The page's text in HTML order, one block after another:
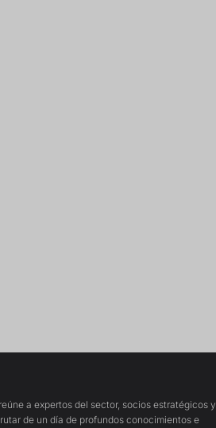
a expertos del sector, socios estratégicos y
de un día de profundos conocimientos e